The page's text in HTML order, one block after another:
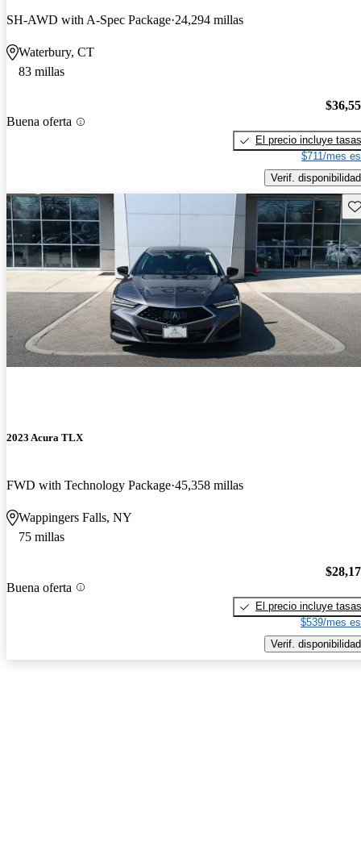
SH-AWD with A-Spec Package 24,294 millas
Waterbury, CT
83 millas
Buena oferta
El precio incluye tasas
$711/mes
Verif. disponibilidad
2023 Acura TLX
FWD with Technology Package 45,358 millas
Wappingers Falls, NY
75 millas
Buena oferta
El precio incluye tasas
$539/mes
Verif. disponibilidad